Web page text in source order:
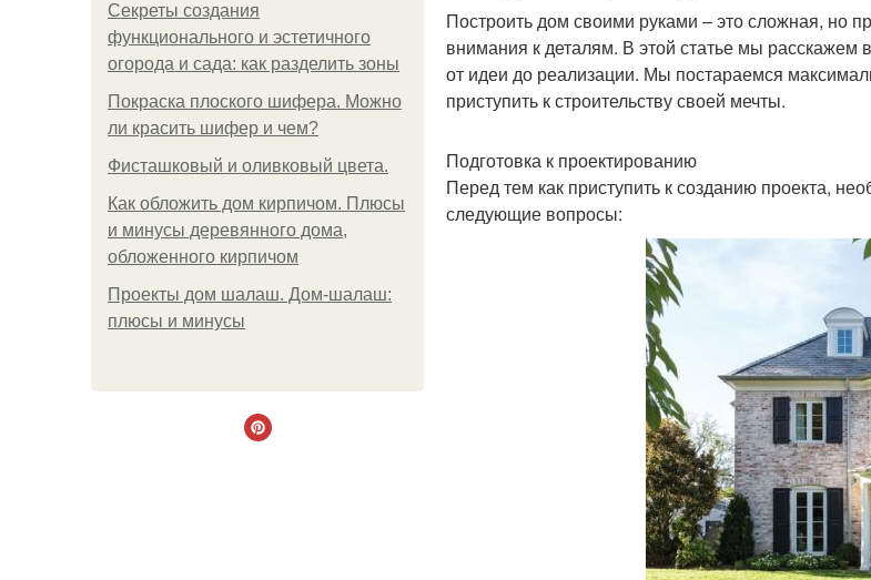
Секреты создания
функционального и эстетичного
огорода и сада: как разделить зоны
Покраска плоского шифера. Можно
ли красить шифер и чем?
Фисташковый и оливковый цвета.
Как обложить дом кирпичом. Плюсы
и минусы деревянного дома,
обложенного кирпичом
Проекты дом шалаш. Дом-шалаш:
плюсы и минусы
Построить дом своими руками – это сложная, но
внимания к деталям. В этой статье мы расскажем
от идеи до реализации. Мы постараемся
приступить к строительству своей мечты.
Подготовка к проектированию
Перед тем как приступить к созданию проекта,
следующие вопросы: